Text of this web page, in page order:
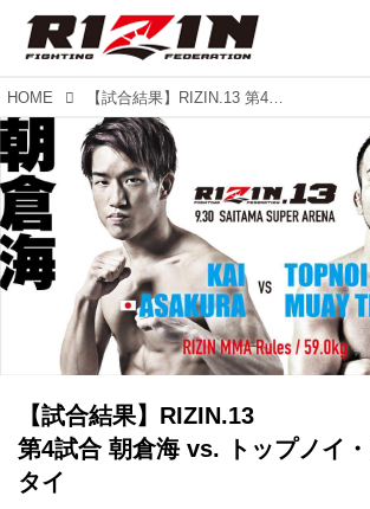
HOME 【試合結果】RIZIN.13 第4試合 朝倉海 vs. トップノイ・タイガームエタイ
【試合結果】RIZIN.13
第4試合 朝倉海 vs. トップノイ
タイ